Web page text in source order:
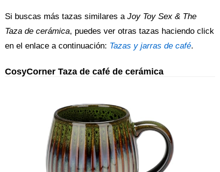
Si buscas más tazas similares a Joy Toy Sex & The
Taza de cerámica, puedes ver otras tazas haciendo click
en el enlace a continuación: Tazas y jarras de café.
CosyCorner Taza de café de cerámica